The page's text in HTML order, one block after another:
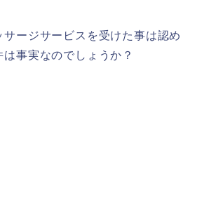
ージサービスを受けた事は認め
事実なのでしょうか？